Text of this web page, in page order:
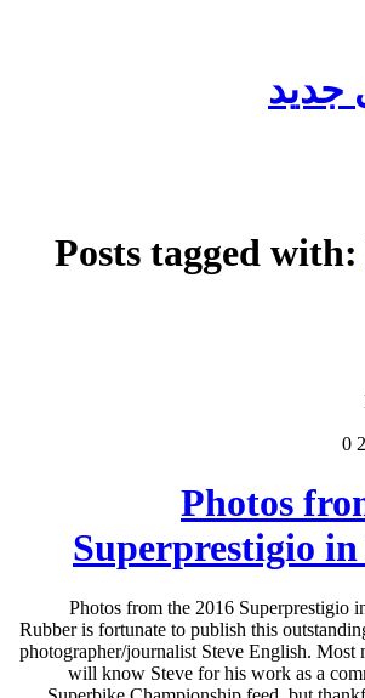
جدید
Posts tagged with:
0
Photos
Superprestigio
Photos from the 2016 Superprestigio
Rubber is fortunate to publish this
photographer/journalist Steve English. Most
will know Steve for his work as a